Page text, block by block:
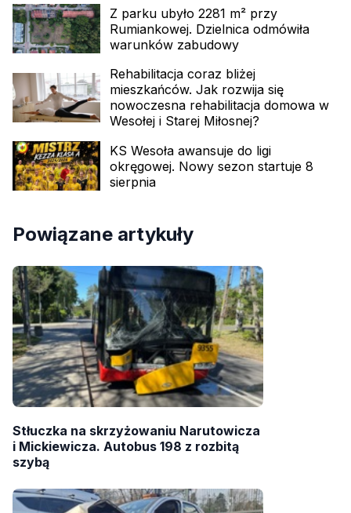
Z parku ubyło 2281 m² przy
Rumiankowej. Dzielnica odmówiła
warunków zabudowy
Rehabilitacja coraz bliżej
mieszkańców. Jak rozwija się
nowoczesna rehabilitacja domowa w
Wesołej i Starej Miłosnej?
KS Wesoła awansuje do ligi
okręgowej. Nowy sezon startuje 8
sierpnia
Powiązane artykuły
Stłuczka na skrzyżowaniu Narutowicza
i Mickiewicza. Autobus 198 z rozbitą
szybą